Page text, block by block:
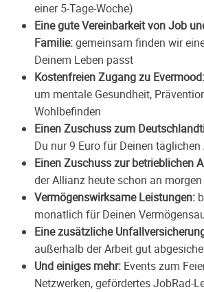
einer 5-Tage-Woche)
Eine gute Vereinbarkeit von Job
Familie:gemeinsam finden wir
Deinem Leben passt
Kostenfreien Zugang zu Evermood:
um mentale Gesundheit,
Wohlbefinden
Einen Zuschuss zum
Du nur 9 Euro für Deinen täglichen
Einen Zuschuss zur betrieblichen
der Allianz heute schon an
Vermögenswirksame Leistungen:
monatlich für Deinen
Eine zusätzliche
außerhalb der Arbeit gut
Und einiges mehr: Events zum
Netzwerken, gefördertes JobRad-